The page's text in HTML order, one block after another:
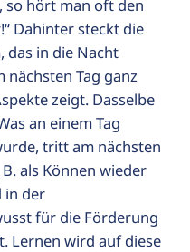
so hört man oft den
Dahinter steckt die
das in die Nacht
Tag ganz
zeigt. Dasselbe
an einem Tag
tritt am nächsten
als Können wieder
in der
für die Förderung
Lernen wird auf diese